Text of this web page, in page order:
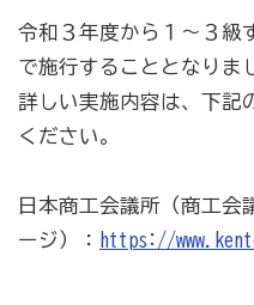
令和３年度から１～３級
で施行することとなりま
詳しい実施内容は、下記
ください。
日本商工会議所（商工会
ージ）： https://
商工会の共済・保険
貯蓄共済）
死亡保険金(最高6千万円)
命」保障